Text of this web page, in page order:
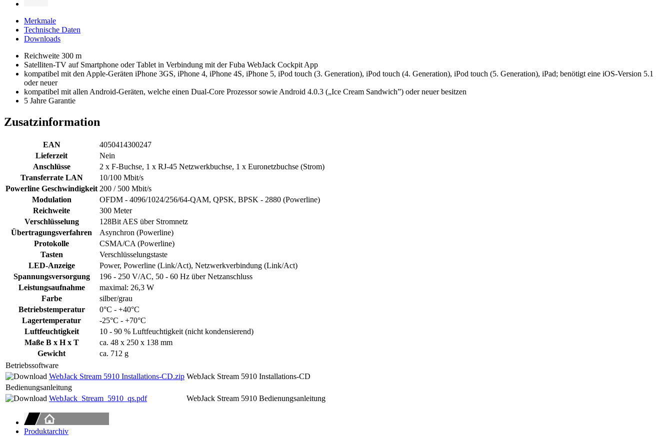
Merkmale
Technische Daten
Downloads
Reichweite 300 m
Satelliten-TV auf Smartphone oder Tablet in Verbindung mit der Fuba WebJack Cockpit App
kompatibel mit den Apple-Geräten iPhone 3GS, iPhone 4, iPhone 4S, iPhone 5, iPod touch (3. Generation), iPod touch (4. Generation), iPod touch (5. Generation), iPad; benötigt eine iOS-Version 5.1
oder neuer
kompatibel mit allen Android-Geräten, welche einen Dual-Core Prozessor sowie Android 4.0.3 („Ice Cream Sandwich”) oder neuer besitzen
5 Jahre Garantie
Zusatzinformation
EAN
4050414300247
Lieferzeit
Nein
Anschlüsse
2 x F-Buchse, 1 x RJ-45 Netzwerkbuchse, 1 x Euronetzbuchse (Strom)
Transferrate LAN
10/100 Mbit/s
Powerline Geschwindigkeit 200 / 500 Mbit/s
Modulation
OFDM - 4096/1024/256/64-QAM, QPSK, BPSK - 2880 (Powerline)
Reichweite
300 Meter
Verschlüsselung
128Bit AES über Stromnetz
Übertragungsverfahren
Asynchron (Powerline)
Protokolle
CSMA/CA (Powerline)
Tasten
Verschlüsselungstaste
LED-Anzeige
Power, Powerline (Link/Act), Netzwerkverbindung (Link/Act)
Spannungsversorgung
196 - 250 V/AC, 50 - 60 Hz über Netzanschluss
Leistungsaufnahme
maximal: 26,3 W
Farbe
silber/grau
Betriebstemperatur
0°C - +40°C
Lagertemperatur
-25°C - +70°C
Luftfeuchtigkeit
10 - 90 % Luftfeuchtigkeit (nicht kondensierend)
Maße B x H x T
ca. 48 x 250 x 138 mm
Gewicht
ca. 712 g
Betriebssoftware
WebJack Stream 5910 Installations-CD.zip WebJack Stream 5910 Installations-CD
Bedienungsanleitung
WebJack_Stream_5910_qs.pdf
WebJack Stream 5910 Bedienungsanleitung
Produktarchiv